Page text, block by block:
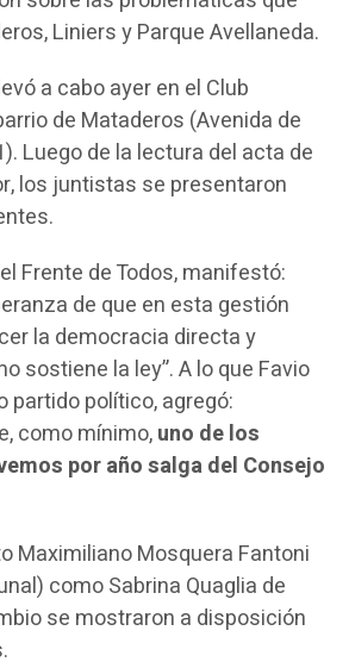
Liniers y Parque Avellaneda.
a cabo ayer en el Club
de Mataderos (Avenida de
Luego de la lectura del acta de
los juntistas se presentaron
Frente de Todos, manifestó:
de que en esta gestión
la democracia directa y
sostiene la ley”. A lo que Favio
partido político, agregó:
como mínimo,uno de los
por año salga del Consejo
Maximiliano Mosquera Fantoni
como Sabrina Quaglia de
se mostraron a disposición